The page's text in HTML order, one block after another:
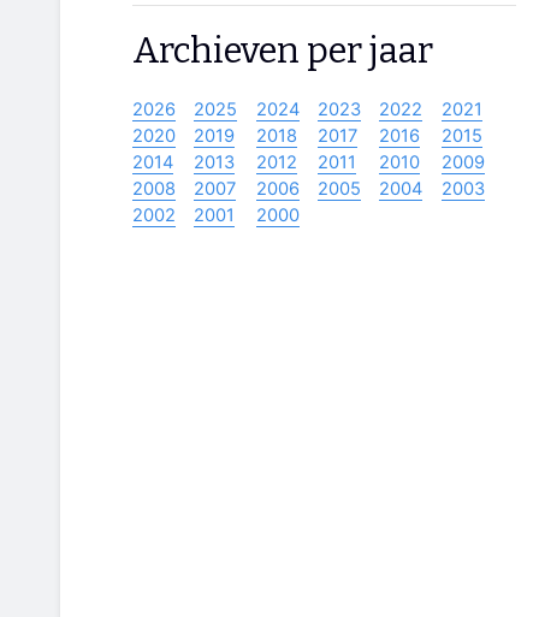
Archieven per jaar
2026 2025 2024 2023 2022
2021
2020
2019 2018 2017 2016
2015
2014
2013 2012 2011 2010
2009
2008
2007 2006 2005 2004
2003
2002
2001 2000